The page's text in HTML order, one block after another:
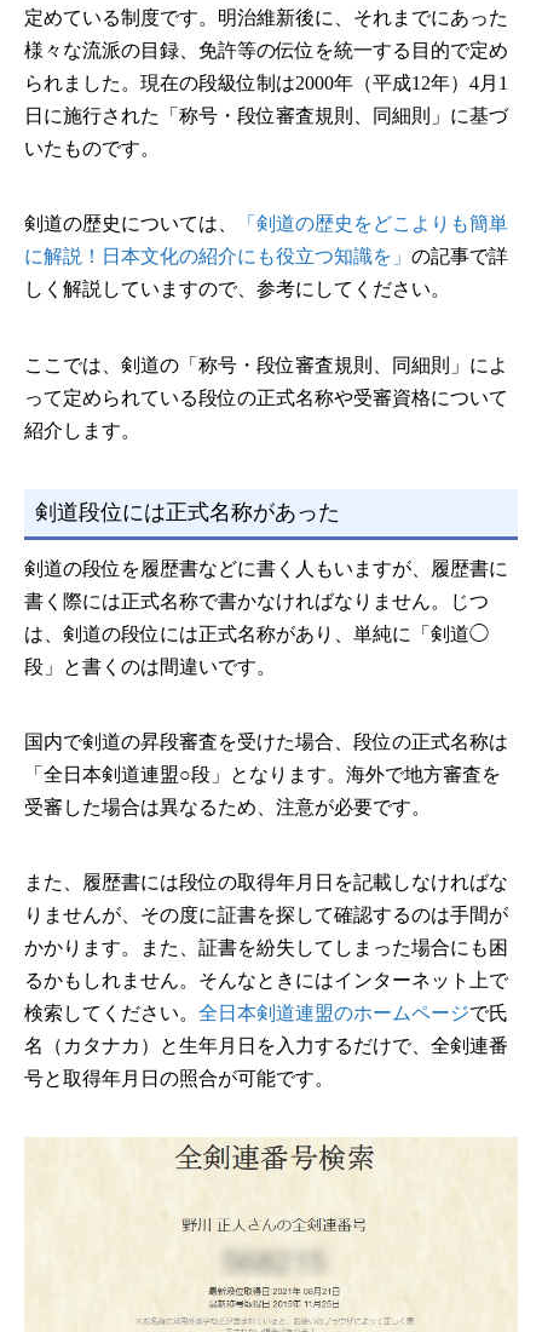
定めている制度です。明治維新後に、それまでにあった
様々な流派の目録、免許等の伝位を統一する目的で定め
られました。現在の段級位制は2000年（平成12年）4月1
日に施行された「称号・段位審査規則、同細則」に基づ
いたものです。
剣道の歴史については、
「剣道の歴史をどこよりも簡単
に解説！日本文化の紹介にも役立つ知識を」 の記事で詳
しく解説していますので、参考にしてください。
ここでは、剣道の「称号・段位審査規則、同細則」によ
って定められている段位の正式名称や受審資格について
紹介します。
剣道段位には正式名称があった
剣道の段位を履歴書などに書く人もいますが、履歴書に
書く際には正式名称で書かなければなりません。じつ
は、剣道の段位には正式名称があり、単純に「剣道◯
段」と書くのは間違いです。
国内で剣道の昇段審査を受けた場合、段位の正式名称は
「全日本剣道連盟○段」となります。海外で地方審査を
受審した場合は異なるため、注意が必要です。
また、履歴書には段位の取得年月日を記載しなければな
りませんが、その度に証書を探して確認するのは手間が
かかります。また、証書を紛失してしまった場合にも困
るかもしれません。そんなときにはインターネット上で
検索してください。 全日本剣道連盟のホームページで氏
名（カタナカ）と生年月日を入力するだけで、全剣連番
号と取得年月日の照合が可能です。